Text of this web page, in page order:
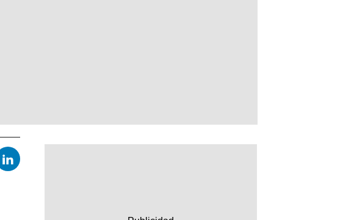
Linkedin